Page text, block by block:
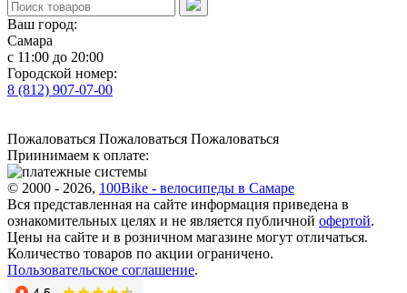
Ваш город:
Самара
с 11:00 до 20:00
Городской номер:
8 (812) 907-07-00
Пожаловаться Пожаловаться Пожаловаться
Приинимаем к оплате:
© 2000 - 2026, 100Bike - велосипеды в Самаре
Вся представленная на сайте информация приведена в
ознакомительных целях и не является публичной офертой.
Цены на сайте и в розничном магазине могут отличаться.
Количество товаров по акции ограничено.
Пользовательское соглашение.